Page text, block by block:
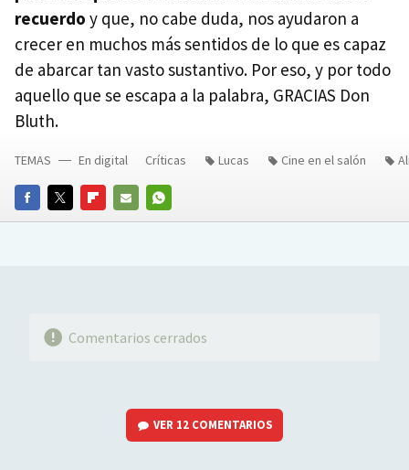
recuerdo y que, no cabe duda, nos ayudaron a
crecer en muchos más sentidos de lo que es capaz
de abarcar tan vasto sustantivo. Por eso, y por todo
aquello que se escapa a la palabra, GRACIAS Don
Bluth.
FACEBOOKTWITTERFLIPBOARD
E-
WHATSAPP
TEMAS En digital Críticas Lucas Cine en el salón
Comentarios cerrados
VER 12 COMENTARIOS